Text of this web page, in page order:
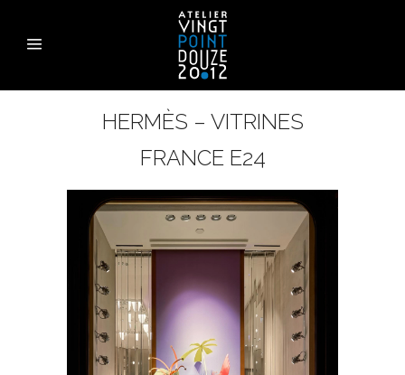
HERMÈS – VITRINES
FRANCE E24